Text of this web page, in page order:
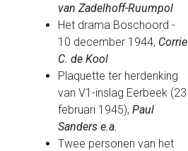
van Zadelhoff-Ruumpol
Het drama Boschoord -
10 december 1944, Corrie
C. de Kool
Plaquette ter herdenking
van V1-inslag Eerbeek (23
februari 1945),Paul
Sanders e.a.
Twee personen van het